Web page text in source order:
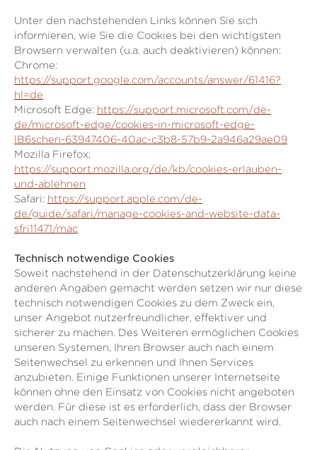
Unter den nachstehenden Links können Sie sich
informieren, wie Sie die Cookies bei den wichtigsten
Browsern verwalten (u.a. auch deaktivieren) können:
Chrome:
https://support.google.com/accounts/answer/61416?
hl=de
Microsoft Edge: https://support.microsoft.com/de-
de/microsoft-edge/cookies-in-microsoft-edge-
lB6schen-63947406-40ac-c3b8-57b9-2a946a29ae09
Mozilla Firefox:
https://support.mozilla.org/de/kb/cookies-erlauben-
und-ablehnen
Safari: https://support.apple.com/de-
de/guide/safari/manage-cookies-and-website-data-
sfri11471/mac
Technisch notwendige Cookies
Soweit nachstehend in der Datenschutzerklärung keine
anderen Angaben gemacht werden setzen wir nur diese
technisch notwendigen Cookies zu dem Zweck ein,
unser Angebot nutzerfreundlicher, effektiver und
sicherer zu machen. Des Weiteren ermöglichen Cookies
unseren Systemen, Ihren Browser auch nach einem
Seitenwechsel zu erkennen und Ihnen Services
anzubieten. Einige Funktionen unserer Internetseite
können ohne den Einsatz von Cookies nicht angeboten
werden. Für diese ist es erforderlich, dass der Browser
auch nach einem Seitenwechsel wiedererkannt wird.